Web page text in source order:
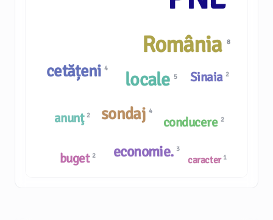
conducere 2
buget 2
anunţ 2
România 8
locale 5 Sinaia 2
caracter 1
cetățeni 4
sondaj4
economie. 3